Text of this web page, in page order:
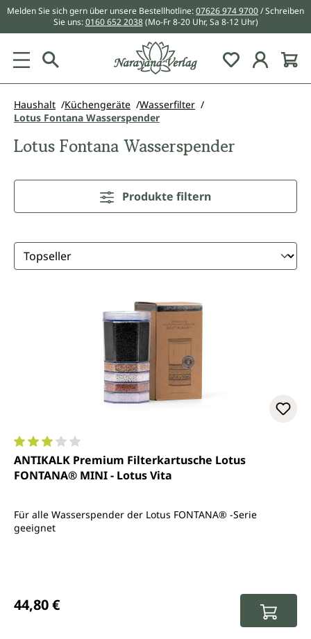
springen
Melden Sie sich gern über unsere Bestellhotline:07626 974 9700/ Schreiben
Sie uns:0160 652 2038 (Mo-Fr 8-20 Uhr, Sa 8-12 Uhr)
Du hast 0
Haushalt Küchengeräte
Wasserfilter
Lotus Fontana Wasserspender
Lotus Fontana Wasserspender
Produkte filtern
Durchschnittliche Bewertung von 3 von 5 Sternen
ANTIKALK Premium Filterkartusche Lotus
FONTANA® MINI - Lotus Vita
Für alle Wasserspender der Lotus FONTANA® -Serie
geeignet
44,80 €